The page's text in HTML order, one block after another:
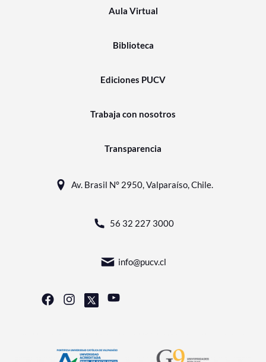
Aula Virtual
Biblioteca
Ediciones PUCV
Trabaja con nosotros
Transparencia
Av. Brasil N° 2950, Valparaíso, Chile.
56 32 227 3000
info@pucv.cl